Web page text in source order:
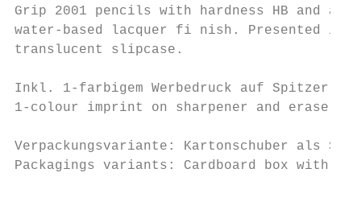
Grip 2001 pencils with hardness HB and
water-based lacquer fi nish. Presented in
translucent slipcase.
Inkl. 1-farbigem Werbedruck auf
1-colour imprint on sharpener and eraser
Verpackungsvariante: Kartonschuber als
Packagings variants: Cardboard box with